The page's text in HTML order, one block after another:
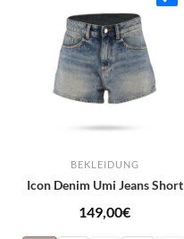
BEKLEIDUNG
Icon Denim Umi Jeans Short
149,00€